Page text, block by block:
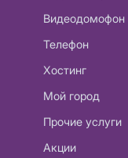
Видеодомофон
Телефон
Хостинг
Мой город
Прочие услуги
Акции